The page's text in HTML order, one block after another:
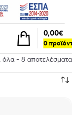
0
0,00€
όλα - 8 αποτελέσματα